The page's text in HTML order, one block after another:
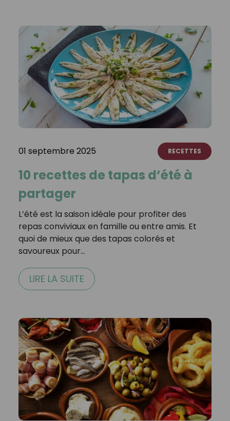
01 septembre 2025 RECETTES
10 recettes de tapas d’été à
partager
L’été est la saison idéale pour profiter des
repas conviviaux en famille ou entre amis. Et
quoi de mieux que des tapas colorés et
savoureux pour…
LIRE LA SUITE